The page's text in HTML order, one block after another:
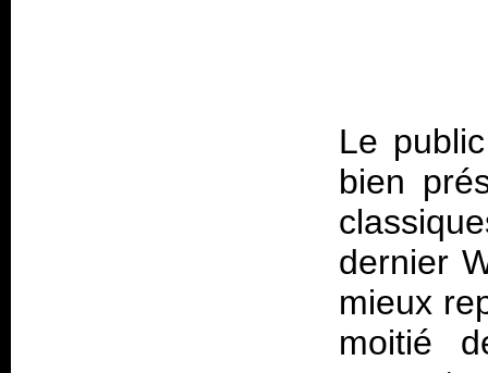
Le
bien
dernier
mieux
moitié